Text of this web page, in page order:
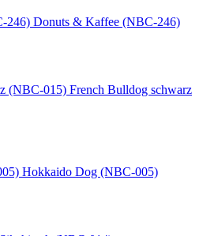
Donuts & Kaffee (NBC-246)
French Bulldog schwarz
Hokkaido Dog (NBC-005)